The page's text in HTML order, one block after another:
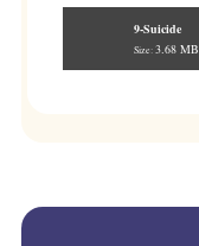
9-Suicide
Size: 3.68 MB